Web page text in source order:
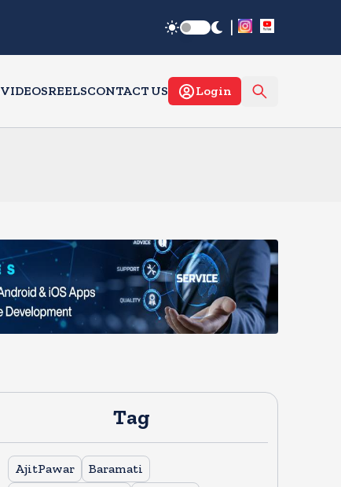
|
VIDEOSREELSCONTACT US Login
Tag
AjitPawar
Baramati